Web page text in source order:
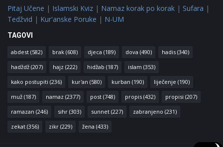
Pitaj Učene | Islamski Kviz | Namaz korak po korak | Sufara |
Tedžvid | Kur'anske Poruke | N-UM
TAGOVI
abdest (582) brak (608) djeca (189) dova (490) hadis (340)
hadždž (207) hajz (222) hidžab (187) islam (353)
kako postupiti (236) kur'an (580) kurban (190) liječenje (190)
muž (187) namaz (2377) post (748) propis (432) propisi (207)
ramazan (246) sihr (303) sunnet (227) zabranjeno (231)
zekat (356) zikr (229) žena (433)